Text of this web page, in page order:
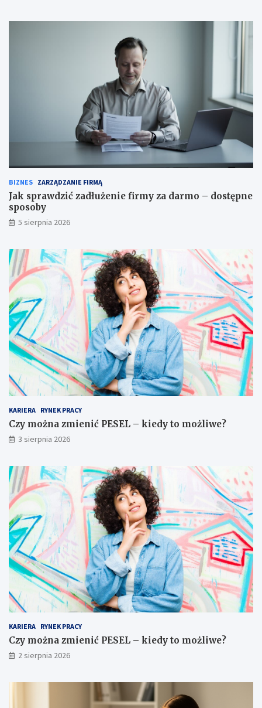
BIZNES ZARZĄDZANIE FIRMĄ
Jak sprawdzić zadłużenie firmy za darmo – dostępne
sposoby
5 sierpnia 2026
KARIERA RYNEK PRACY
Czy można zmienić PESEL – kiedy to możliwe?
3 sierpnia 2026
KARIERA RYNEK PRACY
Czy można zmienić PESEL – kiedy to możliwe?
2 sierpnia 2026